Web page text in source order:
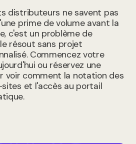
distributeurs ne savent pas
prime de volume avant la
c'est un problème de
résout sans projet
Commencez votre
ou réservez une
voir comment la notation des
et l'accès au portail